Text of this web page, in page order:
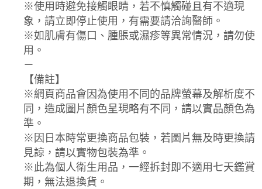
※使用時避免接觸眼睛，若不慎觸碰且有不適現
象，請立即停止使用，有需要請洽詢醫師。
※如肌膚有傷口、腫脹或濕疹等異常情況，請勿使
用。
－
【備註】
※網頁商品會因為使用不同的品牌螢幕及解析度不
同，造成圖片顏色呈現略有不同，請以實品顏色為
準。
※因日本時常更換商品包裝，若圖片無及時更換請
見諒，請以實物包裝為準。
※此為個人衛生用品，一經拆封即不適用七天鑑賞
期，無法退換貨。